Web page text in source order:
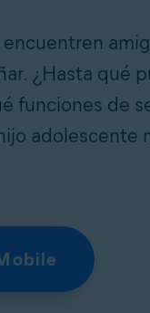
¿Hasta qué
funciones de
adolescente